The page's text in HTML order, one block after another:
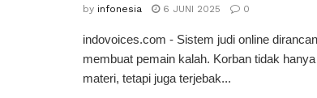
by infonesia 6 JUNI 2025 0
indovoices.com - Sistem judi online
membuat pemain kalah. Korban tidak
materi, tetapi juga terjebak...